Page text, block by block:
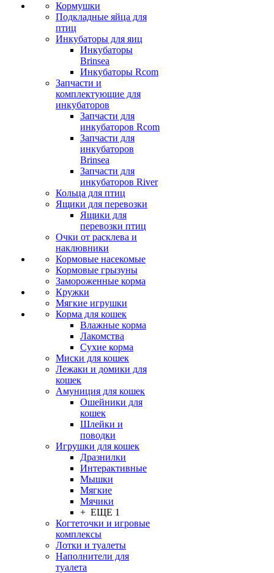
Кормушки
Подкладные яйца для
птиц
Инкубаторы для яиц
Инкубаторы
Brinsea
Инкубаторы Rcom
Запчасти и
комплектующие для
инкубаторов
Запчасти для
инкубаторов Rcom
Запчасти для
инкубаторов
Brinsea
Запчасти для
инкубаторов River
Кольца для птиц
Ящики для перевозки
Ящики для
перевозки птиц
Очки от расклева и
наклювники
Кормовые насекомые
Кормовые грызуны
Замороженные корма
Кружки
Мягкие игрушки
Корма для кошек
Влажные корма
Лакомства
Сухие корма
Миски для кошек
Лежаки и домики для
кошек
Амуниция для кошек
Ошейники для
кошек
Шлейки и
поводки
Игрушки для кошек
Дразнилки
Интерактивные
Мышки
Мягкие
Мячики
+ ЕЩЕ 1
Когтеточки и игровые
комплексы
Лотки и туалеты
Наполнители для
туалета